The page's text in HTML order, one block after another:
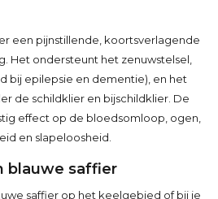
een pijnstillende, koortsverlagende
Het ondersteunt het zenuwstelsel,
bij epilepsie en dementie), en het
de schildklier en bijschildklier. De
effect op de bloedsomloop, ogen,
en slapeloosheid.
blauwe saffier
saffier op het keelgebied of bij je